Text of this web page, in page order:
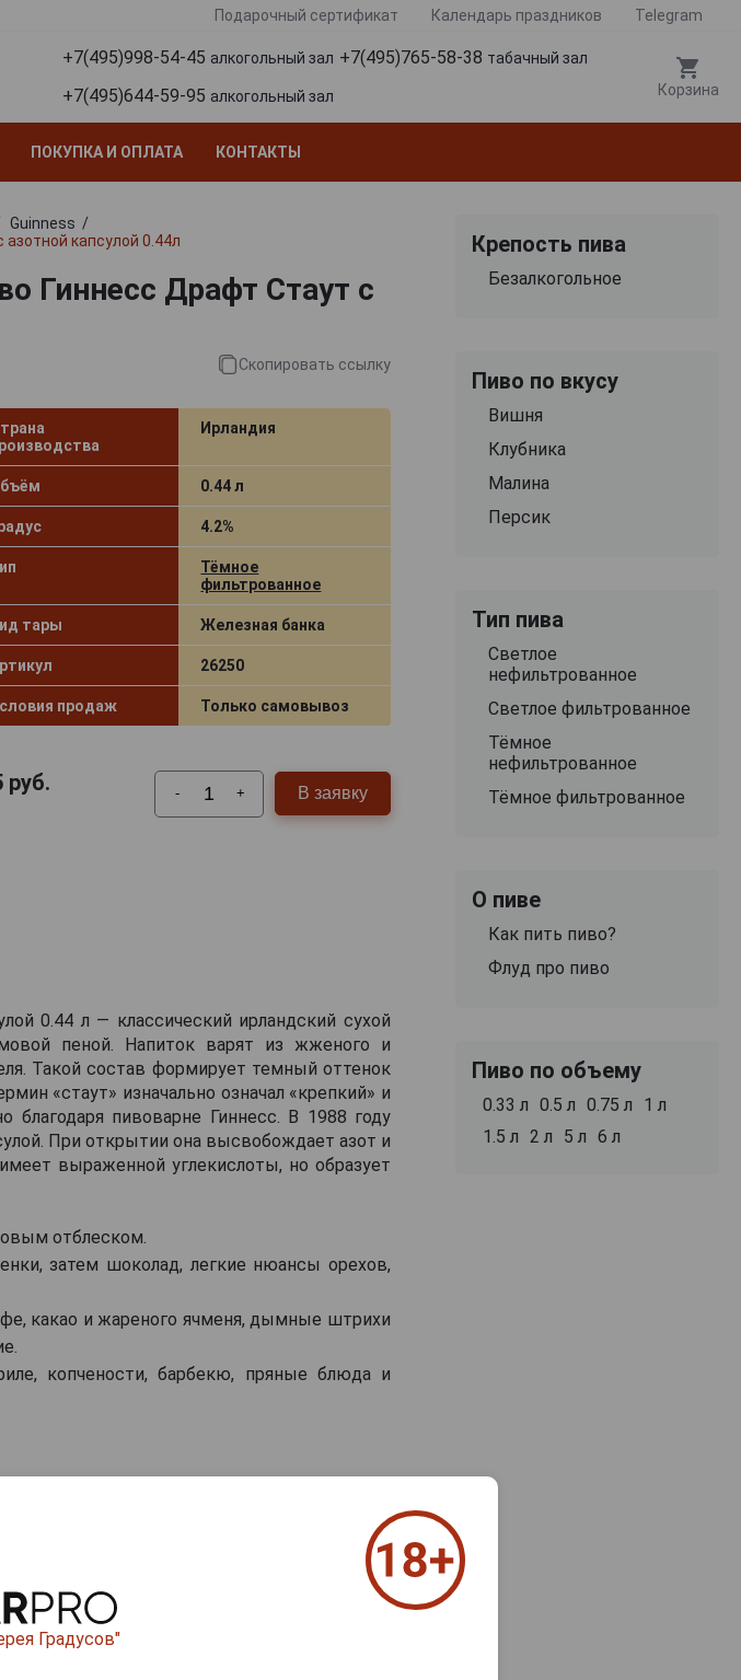
Подарочный сертификат Календарь праздников Telegram
+7(495)998-54-45 алкогольный зал +7(495)765-58-38 табачный зал
+7(495)644-59-95 алкогольный зал Корзина
ПОКУПКА И ОПЛАТА КОНТАКТЫ
Guinness
капсулой 0.44л
Гиннесс Драфт Стаут с
Скопировать ссылку
Ирландия
0.44 л
4.2%
Тёмное
фильтрованное
тары Железная банка
26250
продаж Только самовывоз
руб. - + В заявку
0.44 л — классический ирландский сухой
пеной. Напиток варят из жженого и
Такой состав формирует темный оттенок
«стаут» изначально означал «крепкий» и
благодаря пивоварне Гиннесс. В 1988 году
При открытии она высвобождает азот и
выраженной углекислоты, но образует
отблеском.
затем шоколад, легкие нюансы орехов,
какао и жареного ячменя, дымные штрихи
копчености, барбекю, пряные блюда и
Крепость пива
Безалкогольное
Пиво по вкусу
Вишня
Клубника
Малина
Персик
Тип пива
Светлое
нефильтрованное
Светлое фильтрованное
Тёмное
нефильтрованное
Тёмное фильтрованное
О пиве
Как пить пиво?
Флуд про пиво
Пиво по объему
0.33 л 0.5 л 0.75 л
1 л
1.5 л
2 л 5 л 6 л
Градусов"